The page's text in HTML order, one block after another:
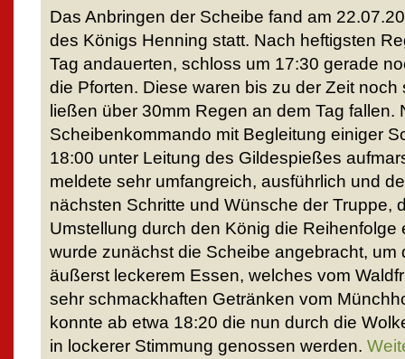
Das Anbringen der Scheibe fand am
des Königs Henning statt. Nach heftigsten
Tag andauerten, schloss um 17:30 gerade
die Pforten. Diese waren bis zu der Zeit
ließen über 30mm Regen an dem Tag
Scheibenkommando mit Begleitung einiger
18:00 unter Leitung des Gildespießes
meldete sehr umfangreich, ausführlich und
nächsten Schritte und Wünsche der Truppe,
Umstellung durch den König die
wurde zunächst die Scheibe angebracht, um
äußerst leckerem Essen, welches vom
sehr schmackhaften Getränken vom
konnte ab etwa 18:20 die nun durch die
in lockerer Stimmung genossen werden.